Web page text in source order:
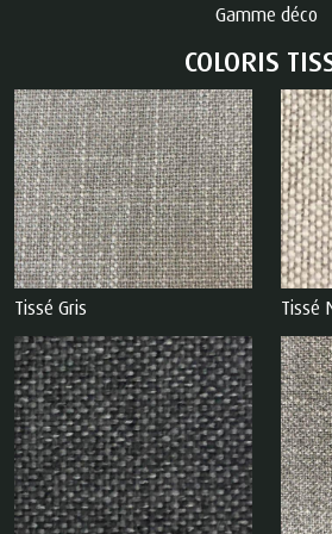
Gamme déco
COLORIS
Tissé Gris Tissé